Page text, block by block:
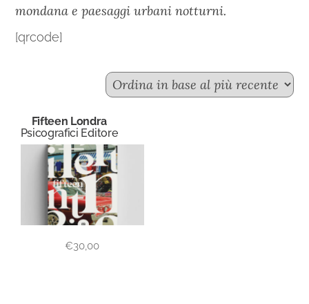
mondana e paesaggi urbani notturni.
[qrcode]
Fifteen Londra
Psicografici Editore
€30,00